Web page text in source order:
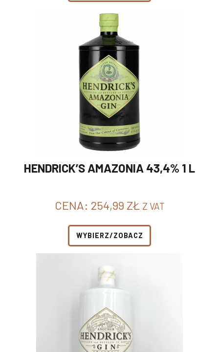
HENDRICK’S AMAZONIA 43,4% 1 L
CENA: 254,99 ZŁ Z VAT
WYBIERZ/ZOBACZ